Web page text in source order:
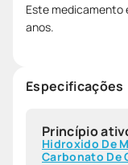
Este medicamento
anos.
Especificações
Princípio
Hidroxido De
Carbonato De